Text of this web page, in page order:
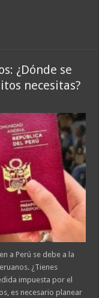
¿Dónde se
necesitas?
a Perú se debe a la
¿Tienes
impuesta por el
es necesario planear